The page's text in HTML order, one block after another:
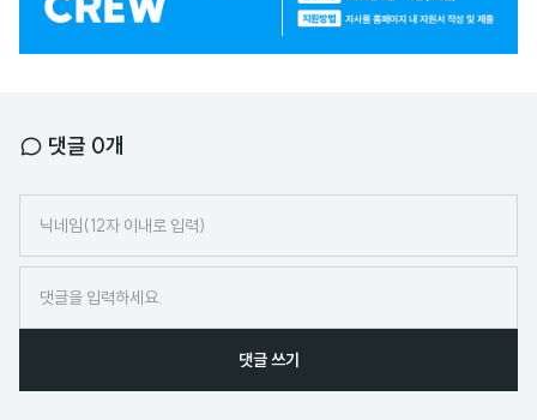
댓글 0개
임
댓글 쓰기